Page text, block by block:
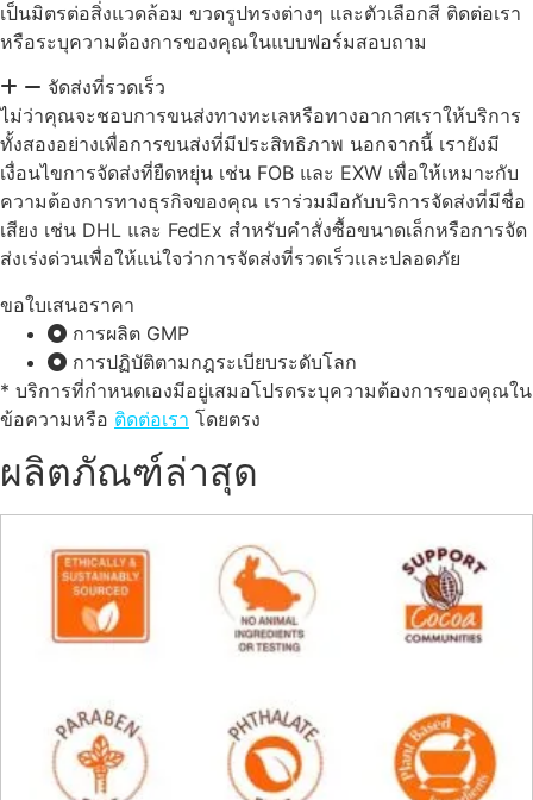
เป็นมิตรต่อสิ่งแวดล้อม ขวดรูปทรงต่างๆ และตัวเลือกสี ติดต่อเรา
หรือระบุความต้องการของคุณในแบบฟอร์มสอบถาม
จัดส่งที่รวดเร็ว
ไม่ว่าคุณจะชอบการขนส่งทางทะเลหรือทางอากาศเราให้บริการ
ทั้งสองอย่างเพื่อการขนส่งที่มีประสิทธิภาพ นอกจากนี้ เรายังมี
เงื่อนไขการจัดส่งที่ยืดหยุ่น เช่น FOB และ EXW เพื่อให้เหมาะกับ
ความต้องการทางธุรกิจของคุณ เราร่วมมือกับบริการจัดส่งที่มีชื่อ
เสียง เช่น DHL และ FedEx สําหรับคําสั่งซื้อขนาดเล็กหรือการจัด
ส่งเร่งด่วนเพื่อให้แน่ใจว่าการจัดส่งที่รวดเร็วและปลอดภัย
ขอใบเสนอราคา
การผลิต GMP
การปฏิบัติตามกฎระเบียบระดับโลก
* บริการที่กําหนดเองมีอยู่เสมอโปรดระบุความต้องการของคุณใน
ข้อความหรือ ติดต่อเรา โดยตรง
ผลิตภัณฑ์ล่าสุด